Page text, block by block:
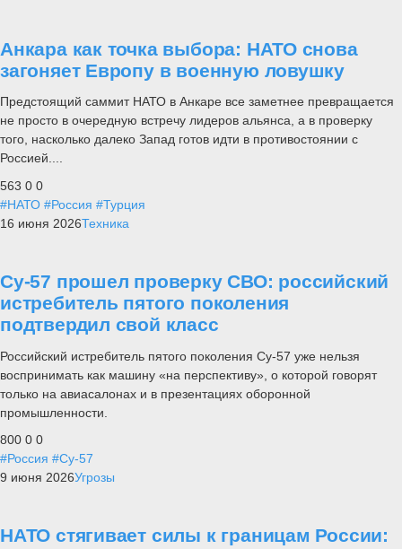
Анкара как точка выбора: НАТО снова
загоняет Европу в военную ловушку
Предстоящий саммит НАТО в Анкаре все заметнее превращается
не просто в очередную встречу лидеров альянса, а в проверку
того, насколько далеко Запад готов идти в противостоянии с
Россией....
563 0 0
#НАТО #Россия #Турция
16 июня 2026Техника
Су-57 прошел проверку СВО: российский
истребитель пятого поколения
подтвердил свой класс
Российский истребитель пятого поколения Су-57 уже нельзя
воспринимать как машину «на перспективу», о которой говорят
только на авиасалонах и в презентациях оборонной
промышленности.
800 0 0
#Россия #Су-57
9 июня 2026Угрозы
НАТО стягивает силы к границам России: